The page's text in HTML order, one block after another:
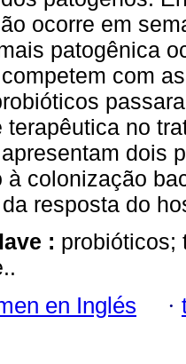
ocorre em
patogênica
com
terapêutica no
dois
à colonização
resposta do
: probióticos;
en Inglés ·